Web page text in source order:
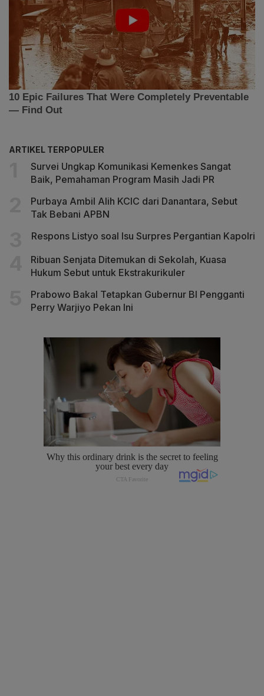
ARTIKEL TERPOPULER
Survei Ungkap Komunikasi Kemenkes Sangat
Baik, Pemahaman Program Masih Jadi PR
Purbaya Ambil Alih KCIC dari Danantara, Sebut
Tak Bebani APBN
Respons Listyo soal Isu Surpres Pergantian Kapolri
Ribuan Senjata Ditemukan di Sekolah, Kuasa
Hukum Sebut untuk Ekstrakurikuler
Prabowo Bakal Tetapkan Gubernur BI Pengganti
Perry Warjiyo Pekan Ini